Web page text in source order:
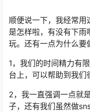
顺便说一下，我经常
是怎样啦，有没有下
玩。还有一点为什么要
1，我们的时间精力有
台上，可以帮助到我们
2，我一直强调一点就
子，还有我们虽然做